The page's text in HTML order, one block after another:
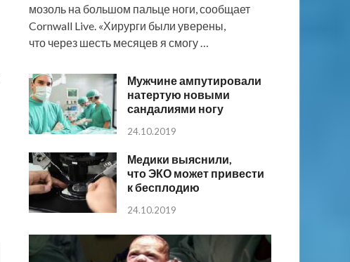
мозоль на большом пальце ноги, сообщает
Cornwall Live. «Хирурги были уверены,
что через шесть месяцев я смогу …
Мужчине ампутировали
натертую новыми
сандалиями ногу
24.10.2019
Медики выяснили,
что ЭКО может привести
к бесплодию
24.10.2019